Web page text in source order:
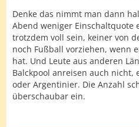
Denke das nimmt man dann
Abend weniger Einschaltquote
trotzdem voll sein, keiner von
noch Fußball vorziehen, wenn
hat. Und Leute aus anderen
Balckpool anreisen auch nicht,
oder Argentinier. Die Anzahl
überschaubar ein.